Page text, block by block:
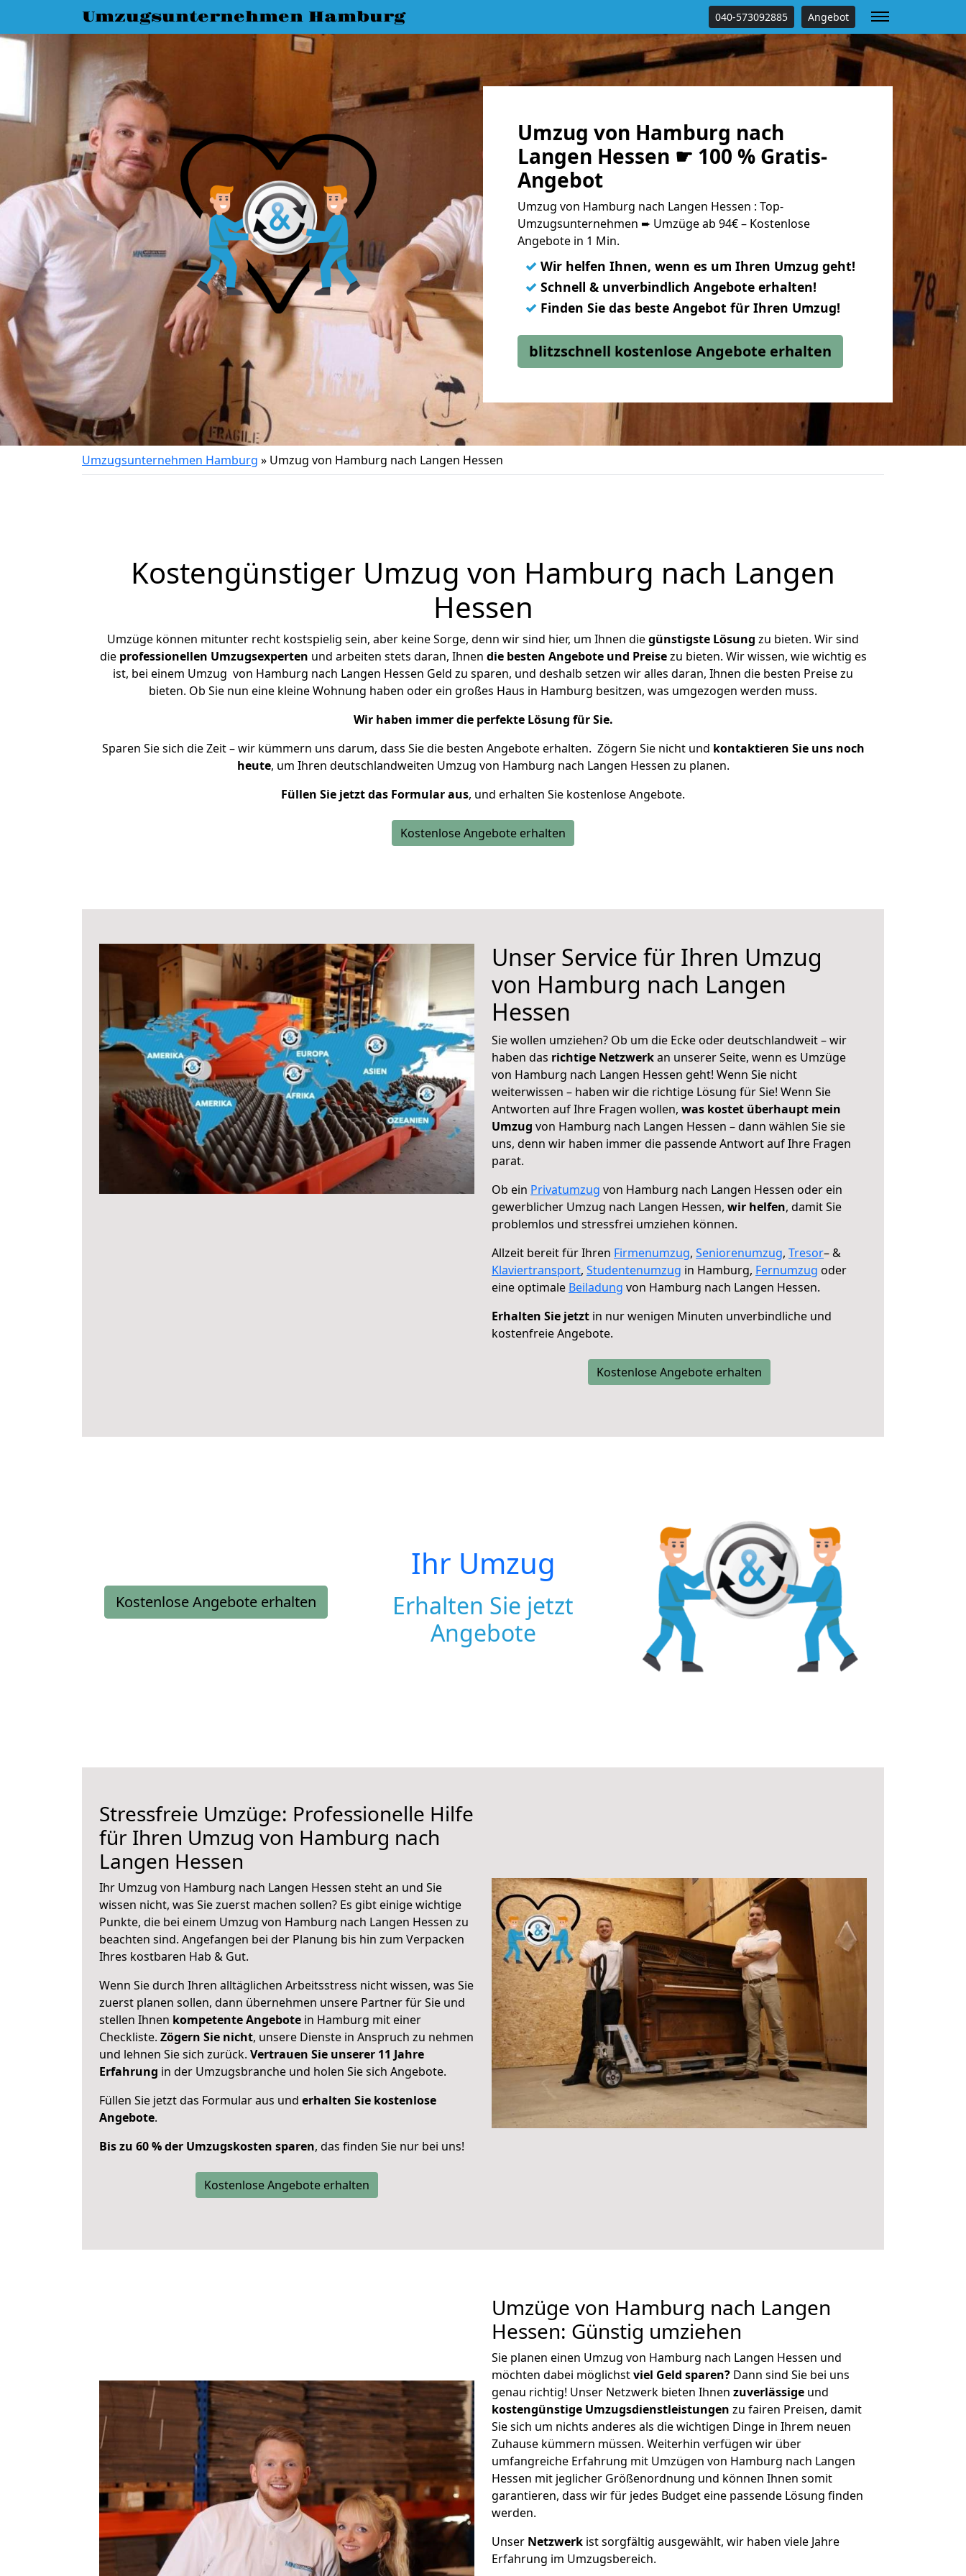
Umzugsunternehmen Hamburg 040-573092885 Angebot
Umzug von Hamburg nach
Langen Hessen ☛ 100 % Gratis-
Angebot
Umzug von Hamburg nach Langen Hessen : Top-
Umzugsunternehmen ➨ Umzüge ab 94€ – Kostenlose
Angebote in 1 Min.
✓ Wir helfen Ihnen, wenn es um Ihren Umzug geht!
✓ Schnell & unverbindlich Angebote erhalten!
✓ Finden Sie das beste Angebot für Ihren Umzug!
blitzschnell kostenlose Angebote erhalten
Umzugsunternehmen Hamburg » Umzug von Hamburg nach Langen Hessen
Kostengünstiger Umzug von Hamburg nach Langen
Hessen
Umzüge können mitunter recht kostspielig sein, aber keine Sorge, denn wir sind hier, um Ihnen diegünstigste Lösung zu bieten. Wir sind
die professionellen Umzugsexperten und arbeiten stets daran, Ihnen die besten Angebote und Preisezu bieten. Wir wissen, wie wichtig es
ist, bei einem Umzug von Hamburg nach Langen Hessen Geld zu sparen, und deshalb setzen wir alles daran, Ihnen die besten Preise zu
bieten. Ob Sie nun eine kleine Wohnung haben oder ein großes Haus in Hamburg besitzen, was umgezogen werden muss.
Wir haben immer die perfekte Lösung für Sie.
Sparen Sie sich die Zeit – wir kümmern uns darum, dass Sie die besten Angebote erhalten. Zögern Sie nicht und kontaktieren Sie uns noch
heute, um Ihren deutschlandweiten Umzug von Hamburg nach Langen Hessen zu planen.
Füllen Sie jetzt das Formular aus, und erhalten Sie kostenlose Angebote.
Kostenlose Angebote erhalten
Unser Service für Ihren Umzug
von Hamburg nach Langen
Hessen
Sie wollen umziehen? Ob um die Ecke oder deutschlandweit – wir
haben das richtige Netzwerkan unserer Seite, wenn es Umzüge
von Hamburg nach Langen Hessen geht! Wenn Sie nicht
weiterwissen – haben wir die richtige Lösung für Sie! Wenn Sie
Antworten auf Ihre Fragen wollen, was kostet überhaupt mein
Umzug von Hamburg nach Langen Hessen – dann wählen Sie sie
uns, denn wir haben immer die passende Antwort auf Ihre Fragen
parat.
Ob ein Privatumzug von Hamburg nach Langen Hessen oder ein
gewerblicher Umzug nach Langen Hessen, wir helfen, damit Sie
problemlos und stressfrei umziehen können.
Allzeit bereit für Ihren Firmenumzug, Seniorenumzug, Tresor– &
Klaviertransport, Studentenumzug in Hamburg, Fernumzug oder
eine optimale Beiladung von Hamburg nach Langen Hessen.
Erhalten Sie jetzt in nur wenigen Minuten unverbindliche und
kostenfreie Angebote.
Kostenlose Angebote erhalten
Kostenlose Angebote erhalten
Ihr Umzug
Erhalten Sie jetzt
Angebote
Stressfreie Umzüge: Professionelle Hilfe
für Ihren Umzug von Hamburg nach
Langen Hessen
Ihr Umzug von Hamburg nach Langen Hessen steht an und Sie
wissen nicht, was Sie zuerst machen sollen? Es gibt einige wichtige
Punkte, die bei einem Umzug von Hamburg nach Langen Hessen zu
beachten sind. Angefangen bei der Planung bis hin zum Verpacken
Ihres kostbaren Hab & Gut.
Wenn Sie durch Ihren alltäglichen Arbeitsstress nicht wissen, was Sie
zuerst planen sollen, dann übernehmen unsere Partner für Sie und
stellen Ihnen kompetente Angebote in Hamburg mit einer
Checkliste. Zögern Sie nicht, unsere Dienste in Anspruch zu nehmen
und lehnen Sie sich zurück. Vertrauen Sie unserer 11 Jahre
Erfahrung in der Umzugsbranche und holen Sie sich Angebote.
Füllen Sie jetzt das Formular aus und erhalten Sie kostenlose
Angebote.
Bis zu 60 % der Umzugskosten sparen, das finden Sie nur bei uns!
Kostenlose Angebote erhalten
Umzüge von Hamburg nach Langen
Hessen: Günstig umziehen
Sie planen einen Umzug von Hamburg nach Langen Hessen und
möchten dabei möglichstviel Geld sparen? Dann sind Sie bei uns
genau richtig! Unser Netzwerk bieten Ihnen zuverlässige und
kostengünstige Umzugsdienstleistungen zu fairen Preisen, damit
Sie sich um nichts anderes als die wichtigen Dinge in Ihrem neuen
Zuhause kümmern müssen. Weiterhin verfügen wir über
umfangreiche Erfahrung mit Umzügen von Hamburg nach Langen
Hessen mit jeglicher Größenordnung und können Ihnen somit
garantieren, dass wir für jedes Budget eine passende Lösung finden
werden.
Unser Netzwerk ist sorgfältig ausgewählt, wir haben viele Jahre
Erfahrung im Umzugsbereich.